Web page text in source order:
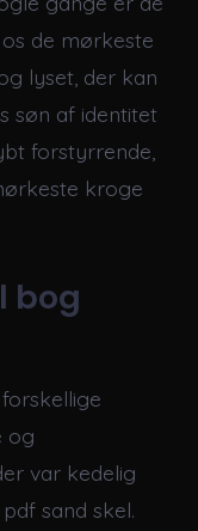
de mørkeste
lyset, der kan
søn af identitet
forstyrrende,
kroge
bog
og
var kedelig
sand skel.